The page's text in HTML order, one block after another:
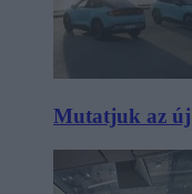
Mutatjuk az új